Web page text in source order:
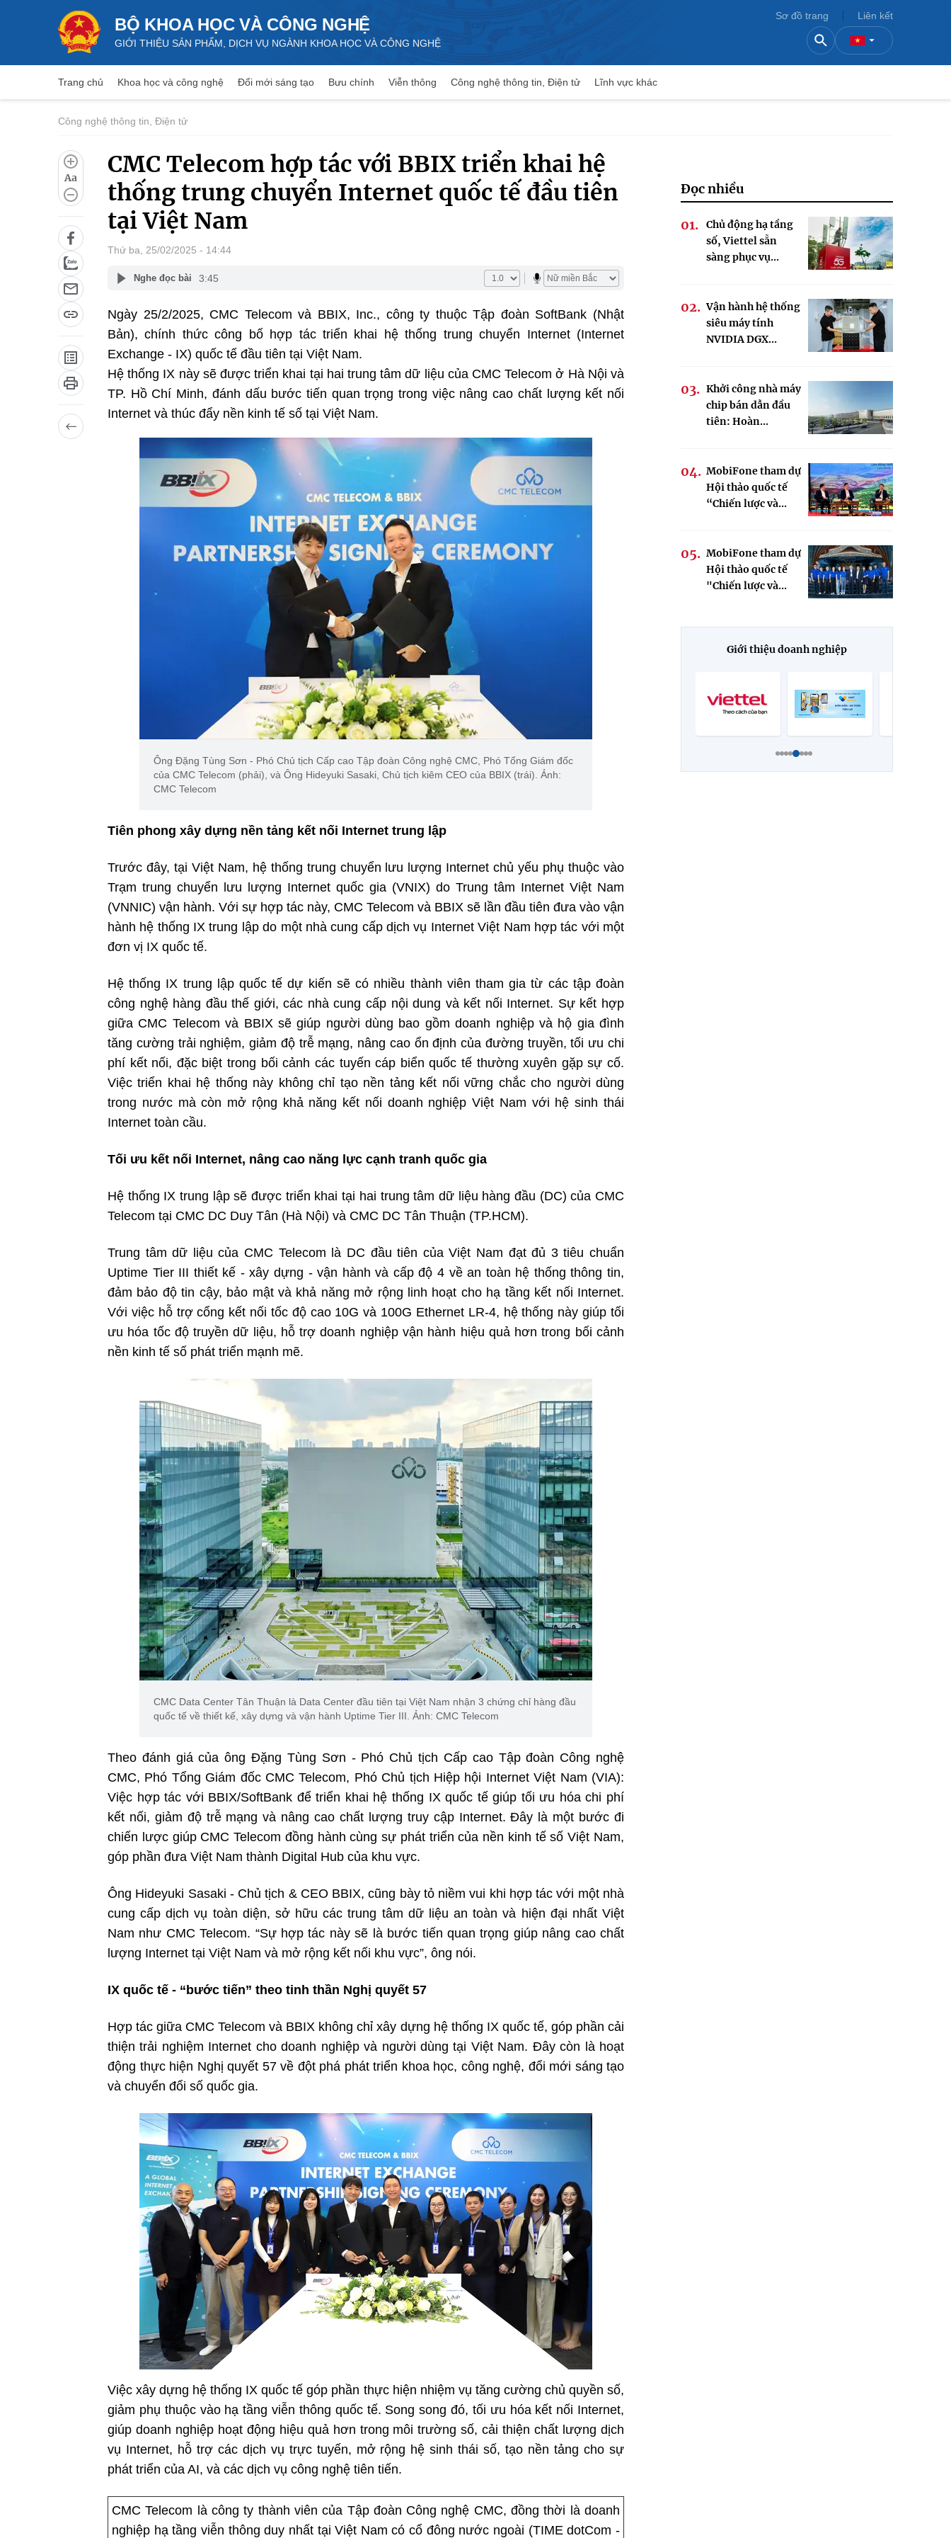
BỘ KHOA HỌC VÀ CÔNG NGHỆ
GIỚI THIỆU SẢN PHẨM, DỊCH VỤ NGÀNH KHOA HỌC VÀ CÔNG NGHỆ
Sơ đồ trang Liên kết
Trang chủ Khoa học và công nghệ Đổi mới sáng tạo Bưu chính Viễn thông Công nghệ thông tin, Điện tử Lĩnh vực khác
Công nghệ thông tin, Điện tử
Aa
CMC Telecom hợp tác với BBIX triển khai hệ
thống trung chuyển Internet quốc tế đầu tiên
tại Việt Nam
Thứ ba, 25/02/2025 - 14:44
Nghe đọc bài 3:45
Ngày 25/2/2025, CMC Telecom và BBIX, Inc., công ty thuộc Tập đoàn SoftBank (Nhật
Bản), chính thức công bố hợp tác triển khai hệ thống trung chuyển Internet (Internet
Exchange - IX) quốc tế đầu tiên tại Việt Nam.
Hệ thống IX này sẽ được triển khai tại hai trung tâm dữ liệu của CMC Telecom ở Hà Nội và
TP. Hồ Chí Minh, đánh dấu bước tiến quan trọng trong việc nâng cao chất lượng kết nối
Internet và thúc đẩy nền kinh tế số tại Việt Nam.
Ông Đặng Tùng Sơn - Phó Chủ tịch Cấp cao Tập đoàn Công nghệ CMC, Phó Tổng Giám đốc
của CMC Telecom (phải), và Ông Hideyuki Sasaki, Chủ tịch kiêm CEO của BBIX (trái). Ảnh:
CMC Telecom
Tiên phong xây dựng nền tảng kết nối Internet trung lập
Trước đây, tại Việt Nam, hệ thống trung chuyển lưu lượng Internet chủ yếu phụ thuộc vào
Trạm trung chuyển lưu lượng Internet quốc gia (VNIX) do Trung tâm Internet Việt Nam
(VNNIC) vận hành. Với sự hợp tác này, CMC Telecom và BBIX sẽ lần đầu tiên đưa vào vận
hành hệ thống IX trung lập do một nhà cung cấp dịch vụ Internet Việt Nam hợp tác với một
đơn vị IX quốc tế.
Hệ thống IX trung lập quốc tế dự kiến sẽ có nhiều thành viên tham gia từ các tập đoàn
công nghệ hàng đầu thế giới, các nhà cung cấp nội dung và kết nối Internet. Sự kết hợp
giữa CMC Telecom và BBIX sẽ giúp người dùng bao gồm doanh nghiệp và hộ gia đình
tăng cường trải nghiệm, giảm độ trễ mạng, nâng cao ổn định của đường truyền, tối ưu chi
phí kết nối, đặc biệt trong bối cảnh các tuyến cáp biển quốc tế thường xuyên gặp sự cố.
Việc triển khai hệ thống này không chỉ tạo nền tảng kết nối vững chắc cho người dùng
trong nước mà còn mở rộng khả năng kết nối doanh nghiệp Việt Nam với hệ sinh thái
Internet toàn cầu.
Tối ưu kết nối Internet, nâng cao năng lực cạnh tranh quốc gia
Hệ thống IX trung lập sẽ được triển khai tại hai trung tâm dữ liệu hàng đầu (DC) của CMC
Telecom tại CMC DC Duy Tân (Hà Nội) và CMC DC Tân Thuận (TP.HCM).
Trung tâm dữ liệu của CMC Telecom là DC đầu tiên của Việt Nam đạt đủ 3 tiêu chuẩn
Uptime Tier III thiết kế - xây dựng - vận hành và cấp độ 4 về an toàn hệ thống thông tin,
đảm bảo độ tin cậy, bảo mật và khả năng mở rộng linh hoạt cho hạ tầng kết nối Internet.
Với việc hỗ trợ cổng kết nối tốc độ cao 10G và 100G Ethernet LR-4, hệ thống này giúp tối
ưu hóa tốc độ truyền dữ liệu, hỗ trợ doanh nghiệp vận hành hiệu quả hơn trong bối cảnh
nền kinh tế số phát triển mạnh mẽ.
CMC Data Center Tân Thuận là Data Center đầu tiên tại Việt Nam nhận 3 chứng chỉ hàng đầu
quốc tế về thiết kế, xây dựng và vận hành Uptime Tier III. Ảnh: CMC Telecom
Theo đánh giá của ông Đặng Tùng Sơn - Phó Chủ tịch Cấp cao Tập đoàn Công nghệ
CMC, Phó Tổng Giám đốc CMC Telecom, Phó Chủ tịch Hiệp hội Internet Việt Nam (VIA):
Việc hợp tác với BBIX/SoftBank để triển khai hệ thống IX quốc tế giúp tối ưu hóa chi phí
kết nối, giảm độ trễ mạng và nâng cao chất lượng truy cập Internet. Đây là một bước đi
chiến lược giúp CMC Telecom đồng hành cùng sự phát triển của nền kinh tế số Việt Nam,
góp phần đưa Việt Nam thành Digital Hub của khu vực.
Ông Hideyuki Sasaki - Chủ tịch & CEO BBIX, cũng bày tỏ niềm vui khi hợp tác với một nhà
cung cấp dịch vụ toàn diện, sở hữu các trung tâm dữ liệu an toàn và hiện đại nhất Việt
Nam như CMC Telecom. “Sự hợp tác này sẽ là bước tiến quan trọng giúp nâng cao chất
lượng Internet tại Việt Nam và mở rộng kết nối khu vực”, ông nói.
IX quốc tế - “bước tiến” theo tinh thần Nghị quyết 57
Hợp tác giữa CMC Telecom và BBIX không chỉ xây dựng hệ thống IX quốc tế, góp phần cải
thiện trải nghiệm Internet cho doanh nghiệp và người dùng tại Việt Nam. Đây còn là hoạt
động thực hiện Nghị quyết 57 về đột phá phát triển khoa học, công nghệ, đổi mới sáng tạo
và chuyển đổi số quốc gia.
Việc xây dựng hệ thống IX quốc tế góp phần thực hiện nhiệm vụ tăng cường chủ quyền số,
giảm phụ thuộc vào hạ tầng viễn thông quốc tế. Song song đó, tối ưu hóa kết nối Internet,
giúp doanh nghiệp hoạt động hiệu quả hơn trong môi trường số, cải thiện chất lượng dịch
vụ Internet, hỗ trợ các dịch vụ trực tuyến, mở rộng hệ sinh thái số, tạo nền tảng cho sự
phát triển của AI, và các dịch vụ công nghệ tiên tiến.
CMC Telecom là công ty thành viên của Tập đoàn Công nghệ CMC, đồng thời là doanh
nghiệp hạ tầng viễn thông duy nhất tại Việt Nam có cổ đông nước ngoài (TIME dotCom -
Đọc nhiều
Chủ động hạ tầng
số, Viettel sẵn
sàng phục vụ...
Vận hành hệ thống
siêu máy tính
NVIDIA DGX...
Khởi công nhà máy
chip bán dẫn đầu
tiên: Hoàn...
MobiFone tham dự
Hội thảo quốc tế
“Chiến lược và...
MobiFone tham dự
Hội thảo quốc tế
"Chiến lược và...
Giới thiệu doanh nghiệp